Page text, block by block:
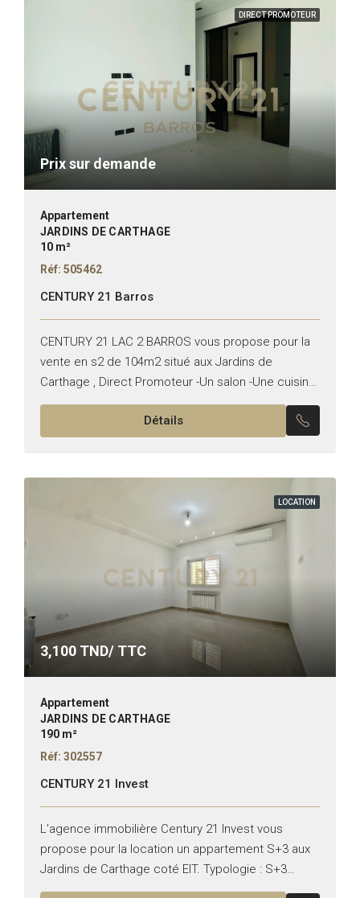
DIRECT PROMOTEUR
Prix sur demande
Appartement
JARDINS DE CARTHAGE
10 m²
Réf: 505462
CENTURY 21 Barros
CENTURY 21 LAC 2 BARROS vous propose pour la
vente en s2 de 104m2 situé aux Jardins de
Carthage , Direct Promoteur -Un salon -Une cuisine
équipée -Une suite parentale -Une chambre...
Détails
LOCATION
3,100 TND/ TTC
Appartement
JARDINS DE CARTHAGE
190 m²
Réf: 302557
CENTURY 21 Invest
L’agence immobilière Century 21 Invest vous
propose pour la location un appartement S+3 aux
Jardins de Carthage coté EIT. Typologie : S+3
Superficie : 190 m² Il se compose de : –...